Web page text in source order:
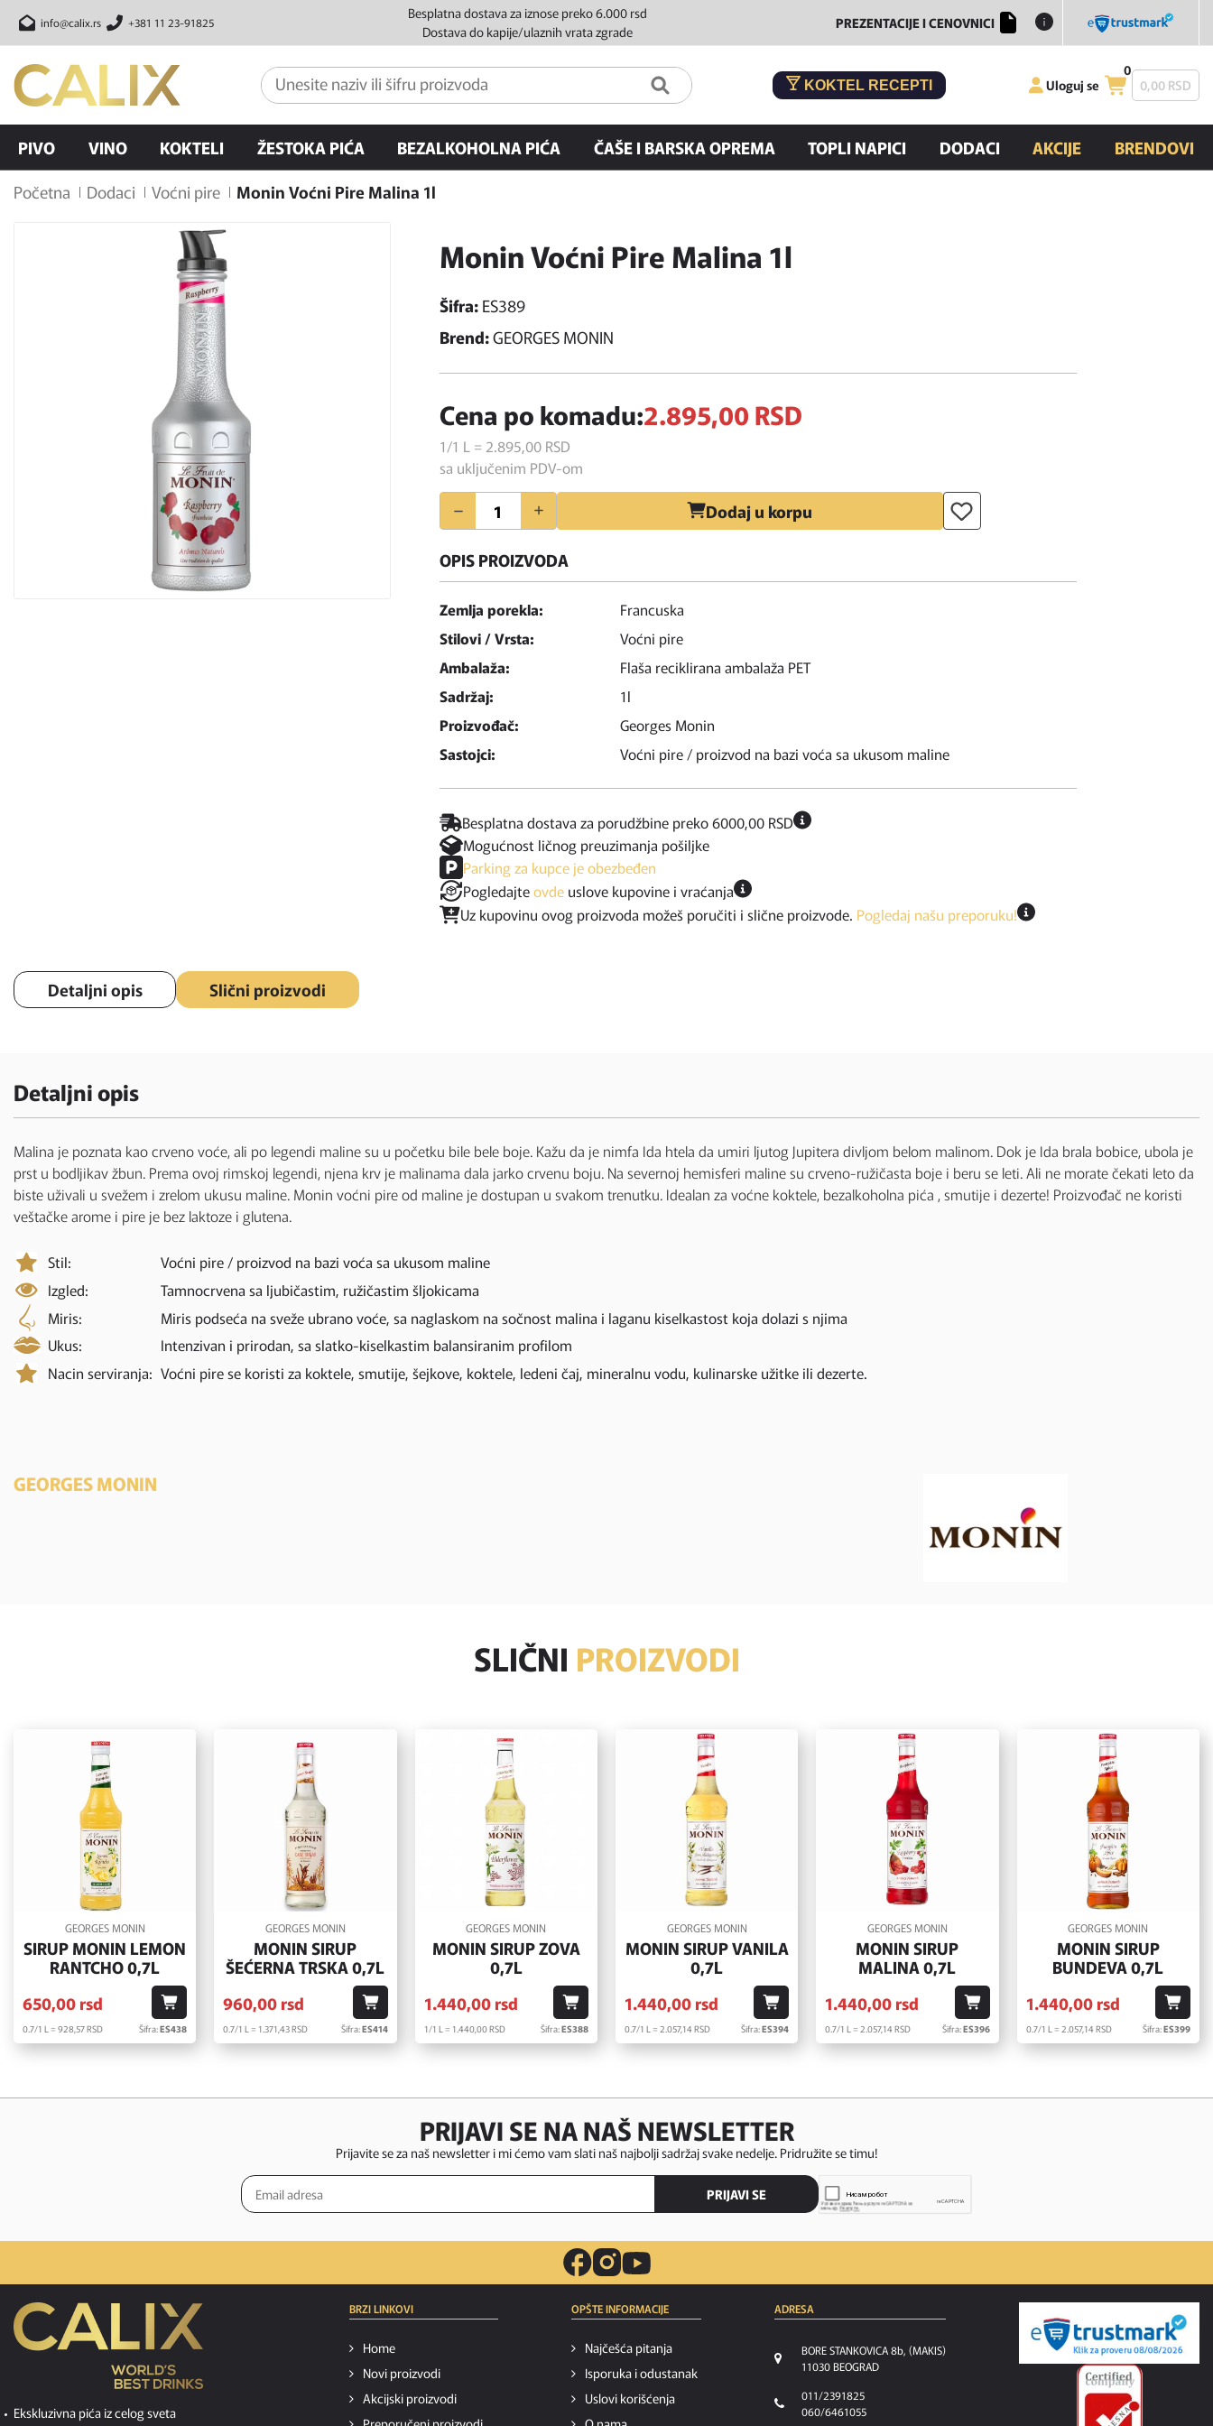
info@calix.rs +381 11 23-91825
Besplatna dostava za iznose preko 6.000 rsd
Dostava do kapije/ulaznih vrata zgrade
PREZENTACIJE I CENOVNICI
KOKTEL RECEPTI Uloguj se
0
0,00 RSD
PIVO VINO KOKTELI ŽESTOKA PIĆA BEZALKOHOLNA PIĆA ČAŠE I BARSKA OPREMA TOPLI NAPICI DODACI AKCIJE
BRENDOVI
Početna
Dodaci Voćni pire Monin Voćni Pire Malina 1l
Monin Voćni Pire Malina 1l
Šifra:ES389
Brend:GEORGES MONIN
Cena po komadu:2.895,00 RSD
1/1 L = 2.895,00 RSD
sa uključenim PDV-om
Dodaj u korpu
OPIS PROIZVODA
Zemlja porekla:
Francuska
Stilovi / Vrsta:
Voćni pire
Ambalaža:
Flaša reciklirana ambalaža PET
Sadržaj:
1l
Proizvođač:
Georges Monin
Sastojci:
Voćni pire / proizvod na bazi voća sa ukusom maline
Besplatna dostava za porudžbine preko 6000,00 RSD
Mogućnost ličnog preuzimanja pošiljke
Parking za kupce je obezbeđen
Pogledajteovdeuslove kupovine i vraćanja
Uz kupovinu ovog proizvoda možeš poručiti i slične proizvode. Pogledaj našu preporuku!
Detaljni opis Slični proizvodi
Detaljni opis
Malina je poznata kao crveno voće, ali po legendi maline su u početku bile bele boje. Kažu da je nimfa Ida htela da umiri ljutog Jupitera divljom belom malinom. Dok je Ida brala bobice, ubola je
prst u bodljikav žbun. Prema ovoj rimskoj legendi, njena krv je malinama dala jarko crvenu boju. Na severnoj hemisferi maline su crveno-ružičasta boje i beru se leti. Ali ne morate čekati leto da
biste uživali u svežem i zrelom ukusu maline. Monin voćni pire od maline je dostupan u svakom trenutku. Idealan za voćne koktele, bezalkoholna pića , smutije i dezerte! Proizvođač ne koristi
veštačke arome i pire je bez laktoze i glutena.
Stil:
Voćni pire / proizvod na bazi voća sa ukusom maline
Izgled:
Tamnocrvena sa ljubičastim, ružičastim šljokicama
Miris:
Miris podseća na sveže ubrano voće, sa naglaskom na sočnost malina i laganu kiselkastost koja dolazi s njima
Ukus:
Intenzivan i prirodan, sa slatko-kiselkastim balansiranim profilom
Nacin serviranja: Voćni pire se koristi za koktele, smutije, šejkove, koktele, ledeni čaj, mineralnu vodu, kulinarske užitke ili dezerte.
GEORGES MONIN
SLIČNI PROIZVODI
GEORGES MONIN
SIRUP MONIN LEMON
RANTCHO 0,7L
650,00rsd
0.7/1 L = 928,57RSD Šifra:ES438
GEORGES MONIN
MONIN SIRUP
ŠEĆERNA TRSKA 0,7L
960,00rsd
0.7/1 L = 1.371,43RSD Šifra:ES414
GEORGES MONIN
MONIN SIRUP ZOVA
0,7L
1.440,00 rsd
1/1 L = 1.440,00RSD Šifra:ES388
GEORGES MONIN
MONIN SIRUP VANILA
0,7L
1.440,00rsd
0.7/1 L = 2.057,14 RSD Šifra:ES394
GEORGES MONIN
MONIN SIRUP
MALINA 0,7L
1.440,00rsd
0.7/1 L = 2.057,14 RSD Šifra:ES396
GEORGES MONIN
MONIN SIRUP
BUNDEVA 0,7L
1.440,00 rsd
0.7/1 L = 2.057,14 RSD Šifra:ES399
PRIJAVI SE NA NAŠ NEWSLETTER
Prijavite se za naš newsletter i mi ćemo vam slati naš najbolji sadržaj svake nedelje. Pridružite se timu!
PRIJAVI SE
Ekskluzivna pića iz celog sveta
BRZI LINKOVI
Home
Novi proizvodi
Akcijski proizvodi
OPŠTE INFORMACIJE
Najčešća pitanja
Isporuka i odustanak
Uslovi korišćenja
ADRESA
BORE STANKOVICA 8b, (MAKIS)
11030 BEOGRAD
011/2391825
060/6461055